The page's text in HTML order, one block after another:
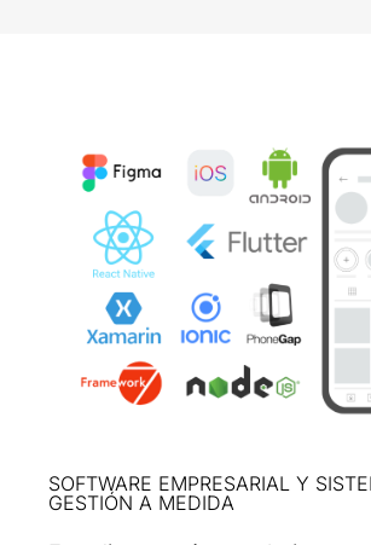
SOFTWARE EMPRESARIAL Y
GESTIÓN A MEDIDA